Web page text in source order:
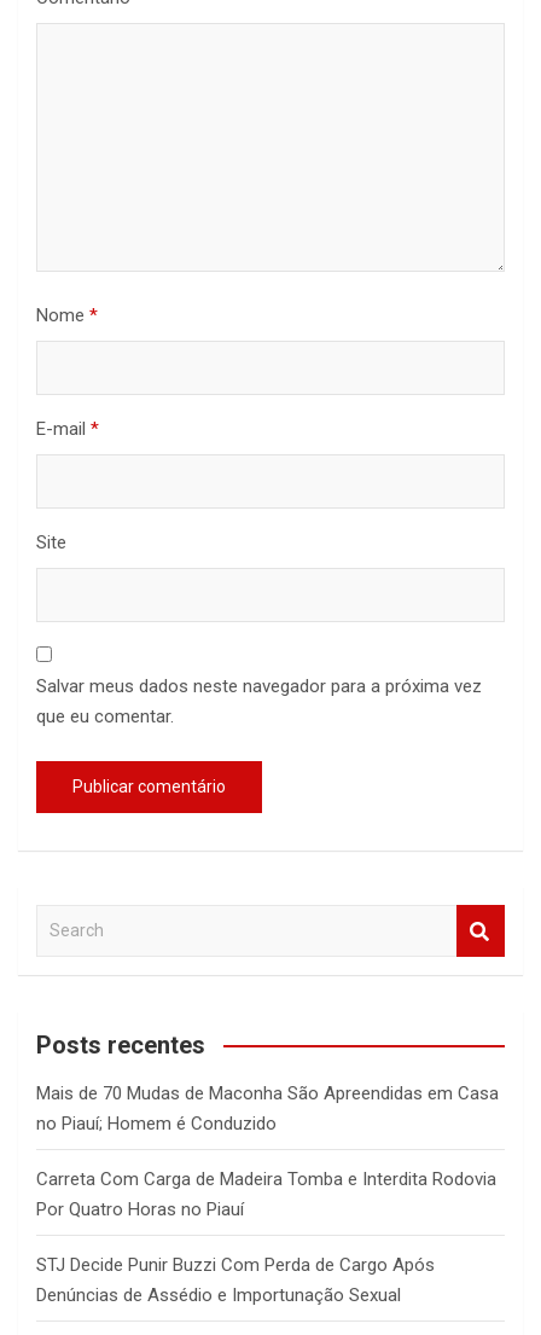
Nome *
E-mail *
Site
Salvar meus dados neste navegador para a próxima vez
que eu comentar.
a
c
Posts recentes
Mais de 70 Mudas de Maconha São Apreendidas em Casa
no Piauí; Homem é Conduzido
Carreta Com Carga de Madeira Tomba e Interdita Rodovia
Por Quatro Horas no Piauí
STJ Decide Punir Buzzi Com Perda de Cargo Após
Denúncias de Assédio e Importunação Sexual